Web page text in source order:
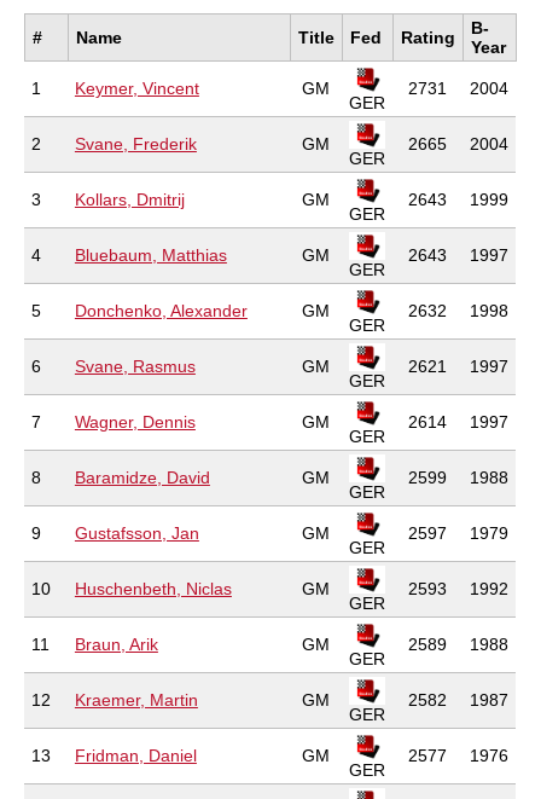
# Name Title Fed Rating
B-
Year
1 Keymer, Vincent GM
GER
2731 2004
2 Svane, Frederik GM
GER
2665 2004
3 Kollars, Dmitrij GM
GER
2643 1999
4 Bluebaum, Matthias GM
GER
2643 1997
5 Donchenko, Alexander GM
GER
2632 1998
6 Svane, Rasmus GM
GER
2621 1997
7 Wagner, Dennis GM
GER
2614 1997
8 Baramidze, David GM
GER
2599 1988
9 Gustafsson, Jan GM
GER
2597 1979
10 Huschenbeth, Niclas GM
GER
2593 1992
11 Braun, Arik GM
GER
2589 1988
12 Kraemer, Martin GM
GER
2582 1987
13 Fridman, Daniel GM
GER
2577 1976